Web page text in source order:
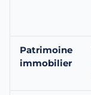
Patrimoine
immobilier